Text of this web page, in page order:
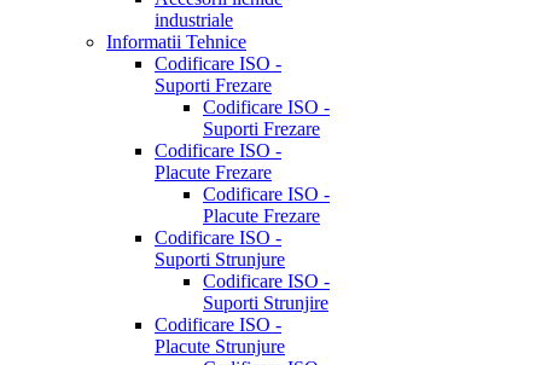
industriale
Informatii Tehnice
Codificare ISO -
Suporti Frezare
Codificare ISO -
Suporti Frezare
Codificare ISO -
Placute Frezare
Codificare ISO -
Placute Frezare
Codificare ISO -
Suporti Strunjure
Codificare ISO -
Suporti Strunjire
Codificare ISO -
Placute Strunjure